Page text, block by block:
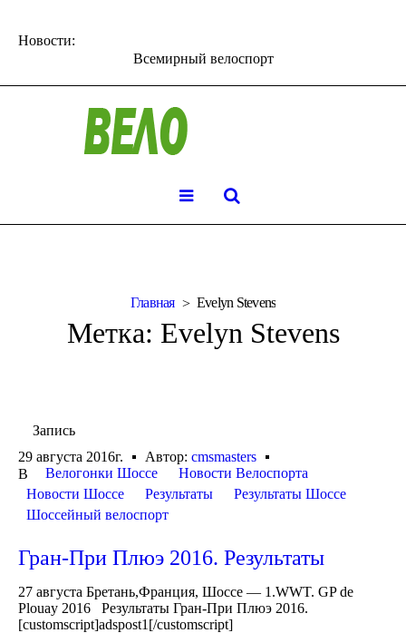
Новости:
Всемирный велоспорт
Главная Evelyn Stevens
Метка: Evelyn Stevens
Запись
29 августа 2016г.
Автор: cmsmasters
В
Велогонки Шоссе
Новости Велоспорта
Новости Шоссе
Результаты
Результаты Шоссе
Шоссейный велоспорт
Гран-При Плюэ 2016. Результаты
27 августа Бретань,Франция, Шоссе — 1.WWT. GP de
Plouay 2016 Результаты Гран-При Плюэ 2016.
[customscript]adspost1[/customscript]